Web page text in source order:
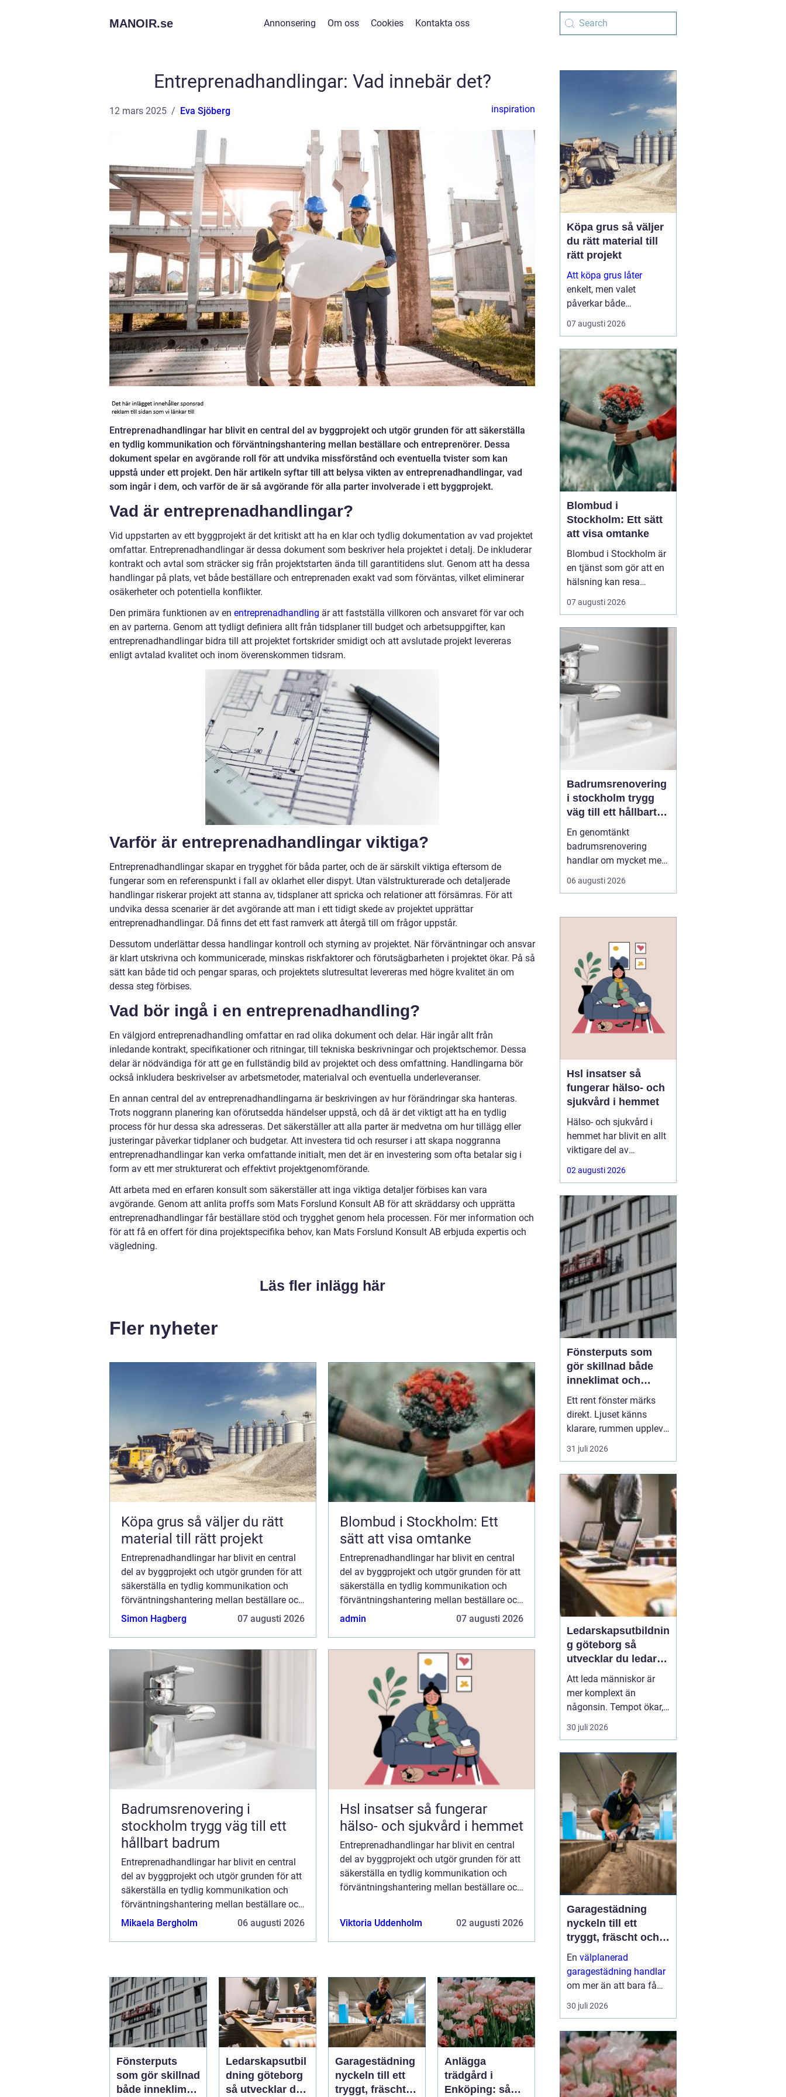
MANOIR.se Annonsering Om oss Cookies Kontakta oss
Entreprenadhandlingar: Vad innebär det?
12 mars 2025 Eva Sjöberg inspiration
Entreprenadhandlingar har blivit en central del av byggprojekt och utgör grunden för att säkerställa
en tydlig kommunikation och förväntningshantering mellan beställare och entreprenörer. Dessa
dokument spelar en avgörande roll för att undvika missförstånd och eventuella tvister som kan
uppstå under ett projekt. Den här artikeln syftar till att belysa vikten av entreprenadhandlingar, vad
som ingår i dem, och varför de är så avgörande för alla parter involverade i ett byggprojekt.
Vad är entreprenadhandlingar?
Vid uppstarten av ett byggprojekt är det kritiskt att ha en klar och tydlig dokumentation av vad projektet
omfattar. Entreprenadhandlingar är dessa dokument som beskriver hela projektet i detalj. De inkluderar
kontrakt och avtal som sträcker sig från projektstarten ända till garantitidens slut. Genom att ha dessa
handlingar på plats, vet både beställare och entreprenaden exakt vad som förväntas, vilket eliminerar
osäkerheter och potentiella konflikter.
Den primära funktionen av en entreprenadhandling är att fastställa villkoren och ansvaret för var och
en av parterna. Genom att tydligt definiera allt från tidsplaner till budget och arbetsuppgifter, kan
entreprenadhandlingar bidra till att projektet fortskrider smidigt och att avslutade projekt levereras
enligt avtalad kvalitet och inom överenskommen tidsram.
Varför är entreprenadhandlingar viktiga?
Entreprenadhandlingar skapar en trygghet för båda parter, och de är särskilt viktiga eftersom de
fungerar som en referenspunkt i fall av oklarhet eller dispyt. Utan välstrukturerade och detaljerade
handlingar riskerar projekt att stanna av, tidsplaner att spricka och relationer att försämras. För att
undvika dessa scenarier är det avgörande att man i ett tidigt skede av projektet upprättar
entreprenadhandlingar. Då finns det ett fast ramverk att återgå till om frågor uppstår.
Dessutom underlättar dessa handlingar kontroll och styrning av projektet. När förväntningar och ansvar
är klart utskrivna och kommunicerade, minskas riskfaktorer och förutsägbarheten i projektet ökar. På så
sätt kan både tid och pengar sparas, och projektets slutresultat levereras med högre kvalitet än om
dessa steg förbises.
Vad bör ingå i en entreprenadhandling?
En välgjord entreprenadhandling omfattar en rad olika dokument och delar. Här ingår allt från
inledande kontrakt, specifikationer och ritningar, till tekniska beskrivningar och projektschemor. Dessa
delar är nödvändiga för att ge en fullständig bild av projektet och dess omfattning. Handlingarna bör
också inkludera beskrivelser av arbetsmetoder, materialval och eventuella underleveranser.
En annan central del av entreprenadhandlingarna är beskrivingen av hur förändringar ska hanteras.
Trots noggrann planering kan oförutsedda händelser uppstå, och då är det viktigt att ha en tydlig
process för hur dessa ska adresseras. Det säkerställer att alla parter är medvetna om hur tillägg eller
justeringar påverkar tidplaner och budgetar. Att investera tid och resurser i att skapa noggranna
entreprenadhandlingar kan verka omfattande initialt, men det är en investering som ofta betalar sig i
form av ett mer strukturerat och effektivt projektgenomförande.
Att arbeta med en erfaren konsult som säkerställer att inga viktiga detaljer förbises kan vara
avgörande. Genom att anlita proffs som Mats Forslund Konsult AB för att skräddarsy och upprätta
entreprenadhandlingar får beställare stöd och trygghet genom hela processen. För mer information och
för att få en offert för dina projektspecifika behov, kan Mats Forslund Konsult AB erbjuda expertis och
vägledning.
Läs fler inlägg här
Fler nyheter
Köpa grus så väljer du rätt
material till rätt projekt
Entreprenadhandlingar har blivit en central
del av byggprojekt och utgör grunden för att
säkerställa en tydlig kommunikation och
förväntningshantering mellan beställare och
entreprenörer. Dessa dokument spelar ...
Simon Hagberg 07 augusti 2026
Blombud i Stockholm: Ett
sätt att visa omtanke
Entreprenadhandlingar har blivit en central
del av byggprojekt och utgör grunden för att
säkerställa en tydlig kommunikation och
förväntningshantering mellan beställare och
entreprenörer. Dessa dokument spelar ...
admin 07 augusti 2026
Badrumsrenovering i
stockholm trygg väg till ett
hållbart badrum
Entreprenadhandlingar har blivit en central
del av byggprojekt och utgör grunden för att
säkerställa en tydlig kommunikation och
förväntningshantering mellan beställare och
entreprenörer. Dessa dokument spelar ...
Mikaela Bergholm 06 augusti 2026
Hsl insatser så fungerar
hälso- och sjukvård i hemmet
Entreprenadhandlingar har blivit en central
del av byggprojekt och utgör grunden för att
säkerställa en tydlig kommunikation och
förväntningshantering mellan beställare och
Viktoria Uddenholm
02 augusti 2026
Fönsterputs
som gör skillnad
både inneklimat
Ledarskapsutbil
dning göteborg
så utvecklar du
Garagestädning
nyckeln till ett
tryggt, fräscht
Anlägga
trädgård i
Enköping: så
Köpa grus så väljer
du rätt material till
rätt projekt
Att köpa grus låter
enkelt, men valet
påverkar både
hållbarhet, dränering och
hur ytan ser ut på sikt.
uppfart, en grusgång
eller ett större
byggprojekt behöv...
07 augusti 2026
Blombud i
Stockholm: Ett sätt
att visa omtanke
Blombud i Stockholm är
en tjänst som gör att en
hälsning kan resa
genom staden utan att
du själv behöver lämna
Genom en enkel
beställning online hos
exempelvis
lindhagensblommor.se
kan en b...
07 augusti 2026
Badrumsrenovering
i stockholm trygg
väg till ett hållbart
badrum
En genomtänkt
badrumsrenovering
handlar om mycket mer
än nya kakelplattor och
en snygg duschhörna.
är badrummet hemmets
avancerade rum, där
funktion, hållbarhet och
stil måste samspela i en
miljö som utsätts för
fu...
06 augusti 2026
Hsl insatser så
fungerar hälso- och
sjukvård i hemmet
Hälso- och sjukvård i
hemmet har blivit en allt
viktigare del av
välfärden. Fler lever
längre, fler har komplexa
kunna bo kvar hemma
så länge som möjligt.
Här
spelar HSL insatser
en
02 augusti 2026
Fönsterputs som
gör skillnad både
inneklimat och
utsikt
Ett rent fönster märks
direkt. Ljuset känns
klarare, rummen upplevs
större och hela hemmet
eller kontoret ser mer
fönsterputs något
många drar sig för. Det
31 juli 2026
Ledarskapsutbildnin
g göteborg så
utvecklar du ledare
som håller i längden
Att leda människor är
mer komplext än
någonsin. Tempot ökar,
omvärlden förändras
snabbt och medarbetare
tydlighet och omtanke.
Många organisationer
upptäcker därför samma
sak: engen...
30 juli 2026
Garagestädning
nyckeln till ett
tryggt, fräscht och
hållbart garage
En välplanerad
garagestädning handlar
om mer än att bara få
bort grus och damm från
golvet. Rena garage ger
minskar risken för
fuktskador och skapar
en bättre inomhu...
30 juli 2026